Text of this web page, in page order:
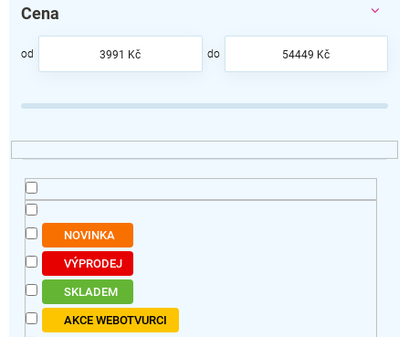
n
p
o
u
k
Cena
3991 Kč 54449 Kč
NOVINKA
VÝPRODEJ
SKLADEM
AKCE WEBOTVURCI